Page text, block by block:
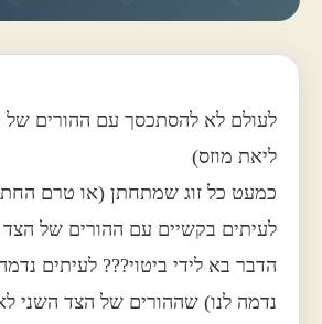
לעולם לא להסתכסך עם ההורים
ליאת מוזס)
כמעט כל זוג שמתחתן (או טרם
לעיתים בקשיים עם ההורים של הצד
הדבר בא לידי ביטוי??? לעיתים
נדמה לנו) שההורים של הצד השני